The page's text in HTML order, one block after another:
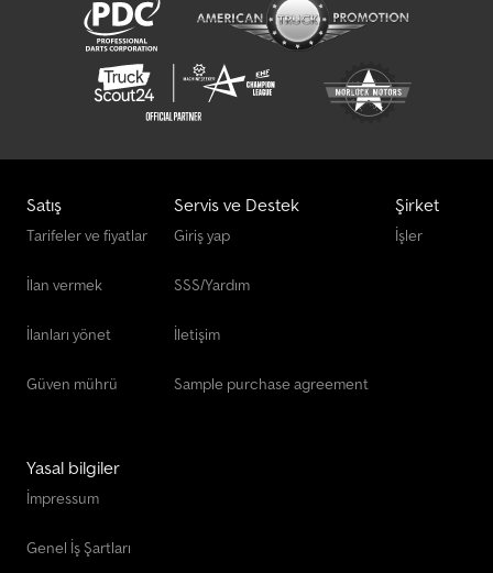
Satış
Tarifeler ve fiyatlar
İlan vermek
İlanları yönet
Güven mührü
Servis ve Destek
Giriş yap
SSS/Yardım
İletişim
Sample purchase agreement
Şirket
İşler
Yasal bilgiler
İmpressum
Genel İş Şartları